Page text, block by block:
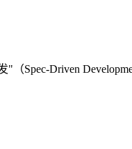
Spec-Driven